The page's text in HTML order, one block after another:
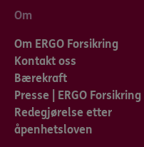
Om
Om ERGO Forsikring
Kontakt oss
Bærekraft
Presse | ERGO Forsikring
Redegjørelse etter
åpenhetsloven